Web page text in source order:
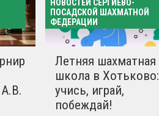
НОВОСТЕЙ СЕРГИЕВО-
ПОСАДСКОЙ ШАХМАТНОЙ
ФЕДЕРАЦИИ
Летняя шахматная
школа в Хотьково:
учись, играй,
побеждай!